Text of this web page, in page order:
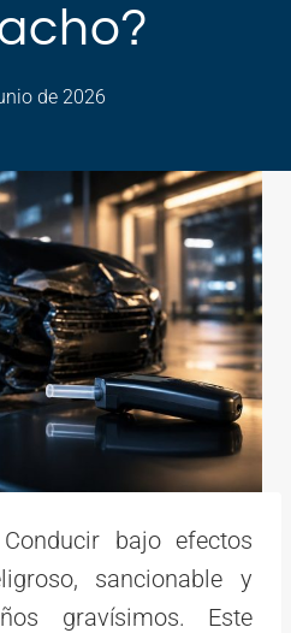
de 2026
Conducir bajo efectos
sancionable y
gravísimos. Este